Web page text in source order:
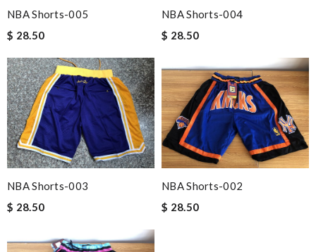
NBA Shorts-005
$ 28.50
NBA Shorts-004
$ 28.50
NBA Shorts-003
$ 28.50
NBA Shorts-002
$ 28.50